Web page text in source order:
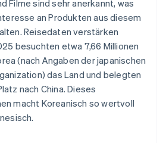
Filme sind sehr anerkannt, was
an Produkten aus diesem
Reisedaten verstärken
besuchten etwa 7,66 Millionen
(nach Angaben der japanischen
das Land und belegten
nach China. Dieses
macht Koreanisch so wertvoll